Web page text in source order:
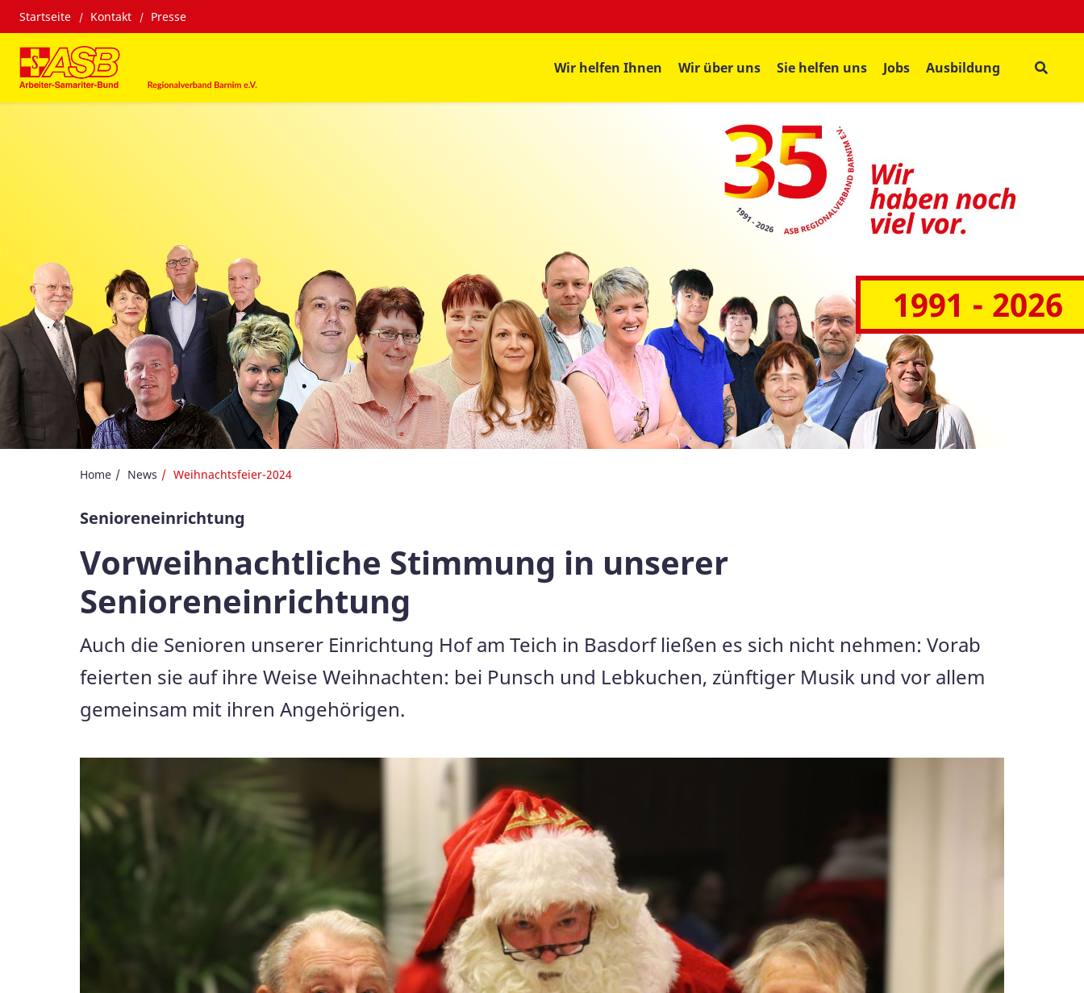
Startseite Kontakt Presse
Wir helfen Ihnen Wir über uns Sie helfen uns Jobs Ausbildung
1991 - 2026
Home News Weihnachtsfeier-2024
Senioreneinrichtung
Vorweihnachtliche Stimmung in unserer
Senioreneinrichtung
Auch die Senioren unserer Einrichtung Hof am Teich in Basdorf ließen es sich nicht nehmen: Vorab
feierten sie auf ihre Weise Weihnachten: bei Punsch und Lebkuchen, zünftiger Musik und vor allem
gemeinsam mit ihren Angehörigen.